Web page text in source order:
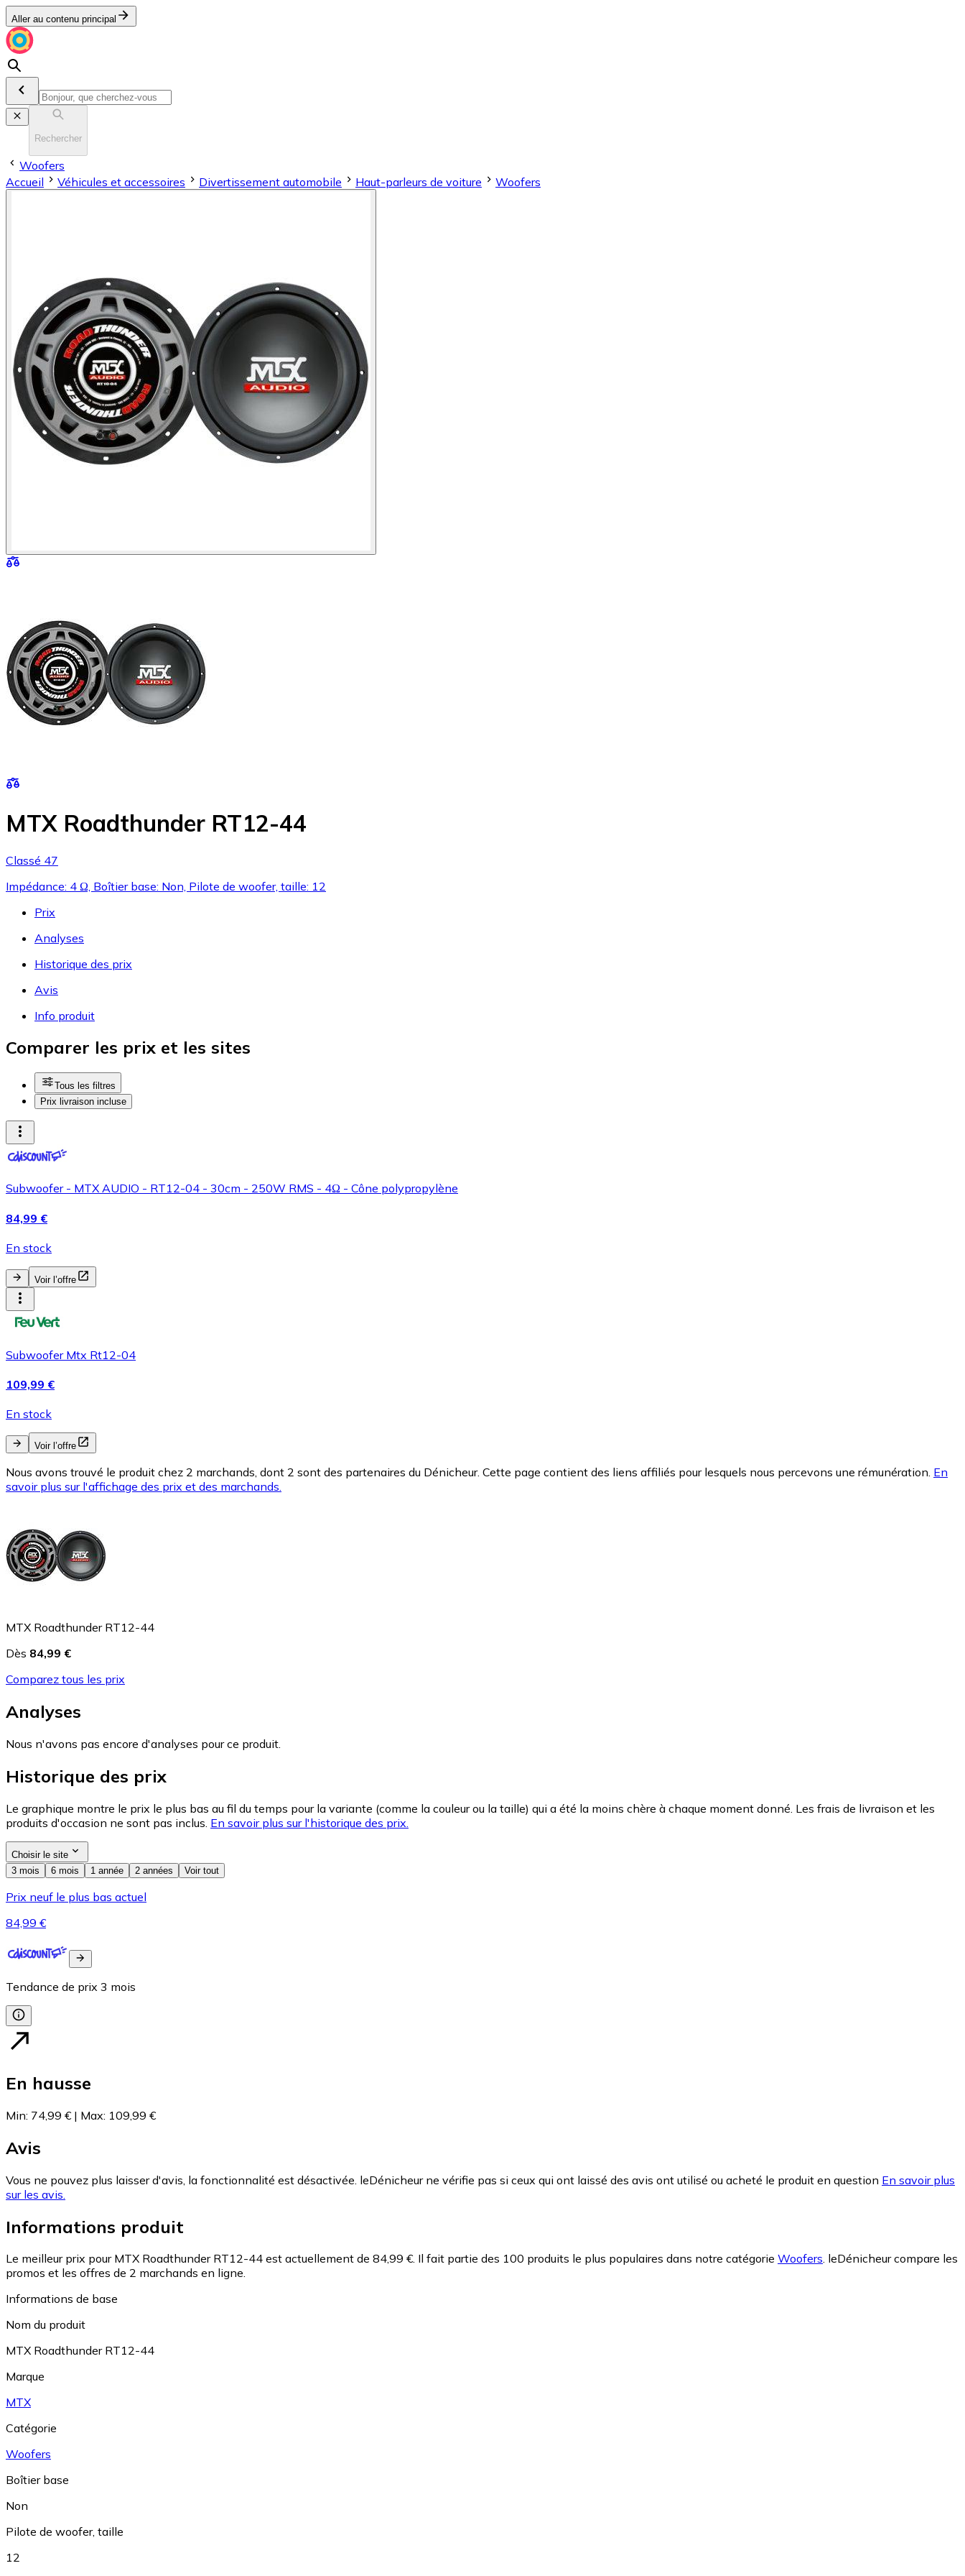
Aller au contenu principal
Rechercher
Woofers
Accueil
Véhicules et accessoires Divertissement automobile Haut-parleurs de voiture Woofers
MTX Roadthunder RT12-44
Classé 47
Impédance: 4 Ω, Boîtier base: Non, Pilote de woofer, taille: 12
Prix
Analyses
Historique des prix
Avis
Info produit
Comparer les prix et les sites
Tous les filtres
Prix livraison incluse
Subwoofer - MTX AUDIO - RT12-04 - 30cm - 250W RMS - 4Ω - Cône polypropylène
84,99 €
En stock
Voir l’offre
Subwoofer Mtx Rt12-04
109,99 €
En stock
Voir l’offre
Nous avons trouvé le produit chez 2 marchands, dont 2 sont des partenaires du Dénicheur. Cette page contient des liens affiliés pour lesquels nous percevons une rémunération. En
savoir plus sur l'affichage des prix et des marchands.
MTX Roadthunder RT12-44
Dès 84,99 €
Comparez tous les prix
Analyses
Nous n'avons pas encore d'analyses pour ce produit.
Historique des prix
Le graphique montre le prix le plus bas au fil du temps pour la variante (comme la couleur ou la taille) qui a été la moins chère à chaque moment donné. Les frais de livraison et les
produits d'occasion ne sont pas inclus. En savoir plus sur l'historique des prix.
Choisir le site
3 mois
6 mois 1 année 2 années Voir tout
Prix neuf le plus bas actuel
84,99 €
Tendance de prix 3 mois
En hausse
Min: 74,99 € | Max: 109,99 €
Avis
Vous ne pouvez plus laisser d'avis, la fonctionnalité est désactivée. leDénicheur ne vérifie pas si ceux qui ont laissé des avis ont utilisé ou acheté le produit en question En savoir plus
sur les avis.
Informations produit
Le meilleur prix pour MTX Roadthunder RT12-44 est actuellement de 84,99 €. Il fait partie des 100 produits le plus populaires dans notre catégorie Woofers. leDénicheur compare les
promos et les offres de 2 marchands en ligne.
Informations de base
Nom du produit
MTX Roadthunder RT12-44
Marque
MTX
Catégorie
Woofers
Boîtier base
Non
Pilote de woofer, taille
12